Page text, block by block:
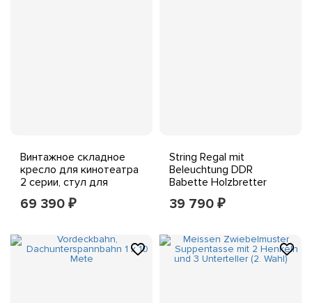
Винтажное складное
кресло для кинотеатра
2 серии, стул для
кинотеатра середины
века
69 390 ₽
String Regal mit
Beleuchtung DDR
Babette Holzbretter
Metallhalterung #266272
39 790 ₽